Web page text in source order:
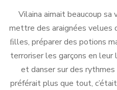
Vilaina aimait beaucoup
mettre des araignées velues
ﬁlles, préparer des potions
terroriser les garçons en
et danser sur des rythmes
préférait plus que tout,